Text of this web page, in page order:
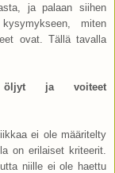
ja palaan siihen
miten
ovat. Tällä tavalla
öljyt ja voiteet
ei ole määritelty
on erilaiset kriteerit.
niille ei ole haettu